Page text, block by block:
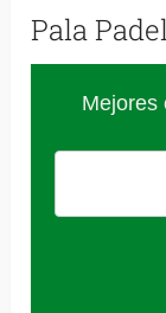
Pala
Mejores